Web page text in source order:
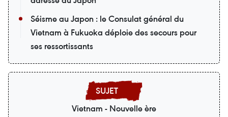
Séisme au Japon : le Consulat général du
Vietnam à Fukuoka déploie des secours pour
ses ressortissants
Vietnam - Nouvelle ère